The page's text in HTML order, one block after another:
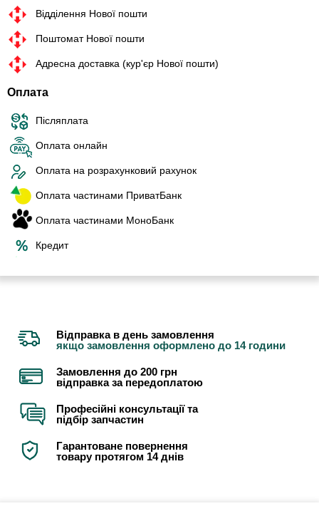
Відділення Нової пошти
Поштомат Нової пошти
Адресна доставка (кур'єр Нової пошти)
Оплата
Післяплата
Оплата онлайн
Оплата на розрахунковий рахунок
Оплата частинами ПриватБанк
Оплата частинами МоноБанк
Кредит
Відправка в день замовлення
якщо замовлення оформлено до 14 години
Замовлення до 200 грн
відправка за передоплатою
Професійні консультації та
підбір запчастин
Гарантоване повернення
товару протягом 14 днів